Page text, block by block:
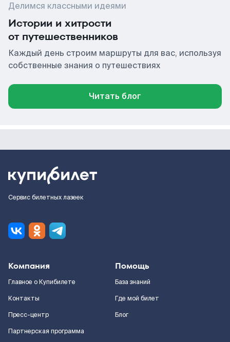
Делимся классными идеями
Истории и хитрости
от путешественников
Каждый день строим маршруты для вас, используя
собственные знания о путешествиях
Читать блог
Сервис билетных лазеек
Компания
Главное о Купибилете
Контакты
Пресс-центр
Партнерская программа
Помощь
База знаний
Где мой билет
Блог